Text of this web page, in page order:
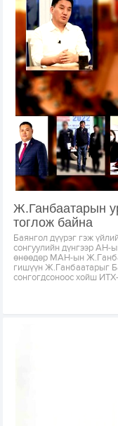
Ж.Ганбаатарын
тоглож байна
Баянгол дүүрэг гэж
сонгуулийн дүнгээр АН-
өнөөдөр МАН-ын
гишүүн Ж.Ганбаатарыг
сонгогдсоноос хойш